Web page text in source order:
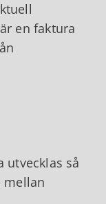
en faktura
utvecklas så
mellan